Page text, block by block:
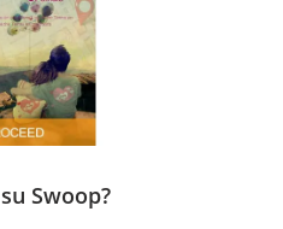
Swoop?